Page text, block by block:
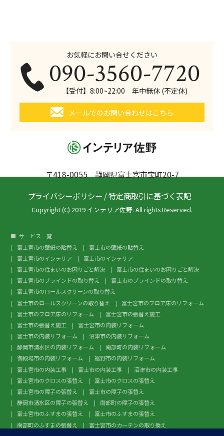
〒418-0055 静岡県富士宮市宝町20-7
お気軽にお問い合せください
090-3560-7720
【受付】8:00~22:00 年中無休 (不定休)
メールでのお問い合わせはこちら
プライバシーポリシー /特定商取引に基づく表記
Copyright (C) 2019 インテリア佐野. All rights Reserved.
サービス一覧
富士宮市の壁紙の貼替え
富士市の壁紙の貼替え
富士宮市のインテリア
富士市のインテリア
富士宮市の住まいのお困りごと解決
富士市の住まいのお困りごと解決
富士宮市のブラインドの取り替え
富士市のブラインドの取り替え
富士宮市のロールスクリーンの取り替え
富士市のロールスクリーンの取り替え
富士宮市のフロア床のリフォーム
富士市のフロア床のリフォーム
富士宮市の張替え施工
富士市の張替え施工
富士宮市の内装リフォーム
富士市の内装リフォーム
沼津市の内装リフォーム
静岡市清水区の内装リフォーム
南部町の内装リフォーム
御殿場市の内装リフォーム
裾野市の内装リフォーム
富士宮市の内装工事
富士市の内装工事
沼津市の内装工事
富士宮市のクロスの張替え
富士市のクロスの張替え
富士宮市の障子の張替え
富士市の障子の張替え
静岡市清水区の障子の張替え
南部町の障子の張替え
富士宮市のふすまの張替え
富士市のふすまの張替え
南部町のふすまの張替え
富士宮市のカーテンの取り換え